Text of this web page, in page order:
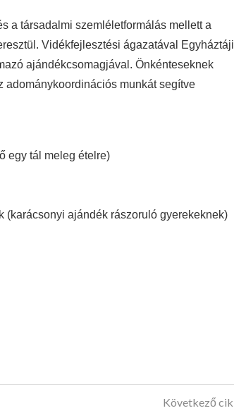
a társadalmi szemléletformálás mellett a
Vidékfejlesztési ágazatával Egyháztáji
ajándékcsomagjával. Önkénteseknek
adománykoordinációs munkát segítve
egy tál meleg ételre)
(karácsonyi ajándék rászoruló gyerekeknek)
Következő